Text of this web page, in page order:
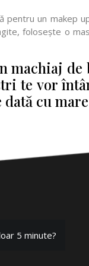
un makep
folosește o
machiaj de
te vor
cu
5 minute?